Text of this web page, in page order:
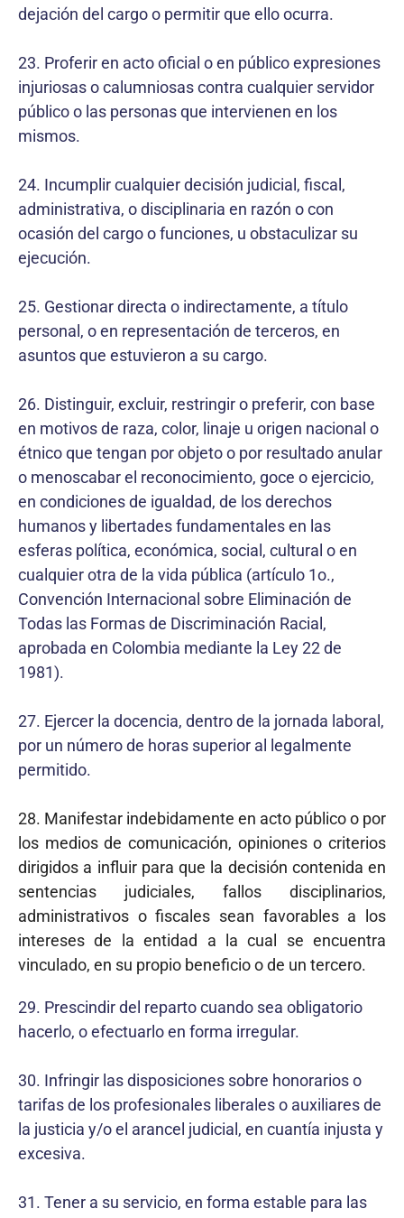
dejación del cargo o permitir que ello ocurra.
23. Proferir en acto oficial o en público expresiones
injuriosas o calumniosas contra cualquier servidor
público o las personas que intervienen en los
mismos.
24. Incumplir cualquier decisión judicial, fiscal,
administrativa, o disciplinaria en razón o con
ocasión del cargo o funciones, u obstaculizar su
ejecución.
25. Gestionar directa o indirectamente, a título
personal, o en representación de terceros, en
asuntos que estuvieron a su cargo.
26. Distinguir, excluir, restringir o preferir, con base
en motivos de raza, color, linaje u origen nacional o
étnico que tengan por objeto o por resultado anular
o menoscabar el reconocimiento, goce o ejercicio,
en condiciones de igualdad, de los derechos
humanos y libertades fundamentales en las
esferas política, económica, social, cultural o en
cualquier otra de la vida pública (artículo 1o.,
Convención Internacional sobre Eliminación de
Todas las Formas de Discriminación Racial,
aprobada en Colombia mediante la Ley 22 de
1981).
27. Ejercer la docencia, dentro de la jornada laboral,
por un número de horas superior al legalmente
permitido.
28. Manifestar indebidamente en acto público o por
los medios de comunicación, opiniones o criterios
dirigidos a influir para que la decisión contenida en
sentencias judiciales, fallos disciplinarios,
administrativos o fiscales sean favorables a los
intereses de la entidad a la cual se encuentra
vinculado, en su propio beneficio o de un tercero.
29. Prescindir del reparto cuando sea obligatorio
hacerlo, o efectuarlo en forma irregular.
30. Infringir las disposiciones sobre honorarios o
tarifas de los profesionales liberales o auxiliares de
la justicia y/o el arancel judicial, en cuantía injusta y
excesiva.
31. Tener a su servicio, en forma estable para las